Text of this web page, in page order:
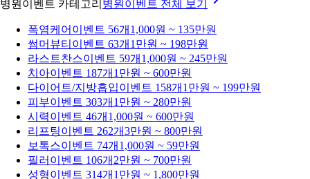
병원이벤트 카테고리 병원이벤트 전체 보기
폭염케어 이벤트 56개 1,000원 ~ 135만원
썸머뷰티 이벤트 63개 1만원 ~ 198만원
라스트찬스이벤트 59개 1,000원 ~ 245만원
치아이벤트 187개 1만원 ~ 600만원
다이어트/지방흡입이벤트 158개 1만원 ~ 199만원
피부이벤트 303개 1만원 ~ 280만원
시력이벤트 46개 1,000원 ~ 600만원
리프팅이벤트 262개3만원 ~ 800만원
보톡스이벤트 74개 1,000원 ~ 59만원
필러 이벤트 106개 2만원 ~ 700만원
성형이벤트 314개 1만원 ~ 1,800만원